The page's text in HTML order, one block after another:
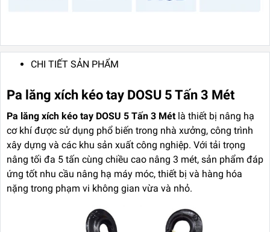
CHI TIẾT SẢN PHẨM
Pa lăng xích kéo tay DOSU 5 Tấn 3 Mét
Pa lăng xích kéo tay DOSU 5 Tấn 3 Mét là thiết bị nâng hạ
cơ khí được sử dụng phổ biến trong nhà xưởng, công trình
xây dựng và các khu sản xuất công nghiệp. Với tải trọng
nâng tối đa 5 tấn cùng chiều cao nâng 3 mét, sản phẩm đáp
ứng tốt nhu cầu nâng hạ máy móc, thiết bị và hàng hóa
nặng trong phạm vi không gian vừa và nhỏ.